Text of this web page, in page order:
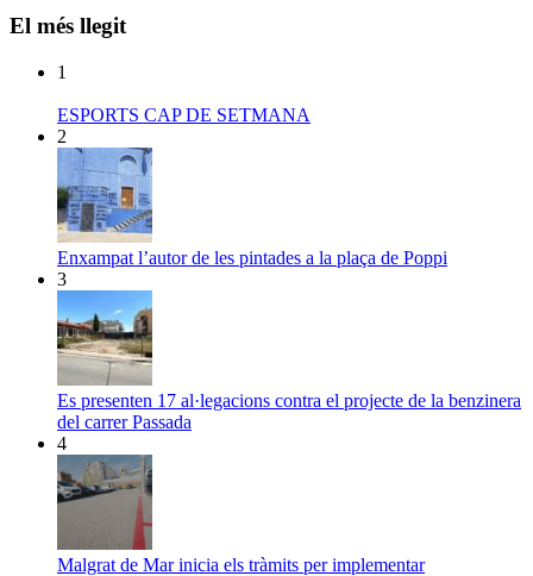
El més llegit
1
ESPORTS CAP DE SETMANA
2
Enxampat l’autor de les pintades a la plaça de Poppi
3
Es presenten 17 al·legacions contra el projecte de la benzinera
del carrer Passada
4
Malgrat de Mar inicia els tràmits per implementar